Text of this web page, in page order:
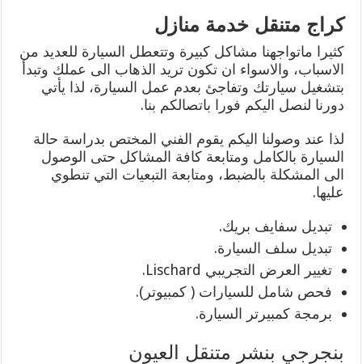
كراج متنقل خدمة منازل
كثيرا ماتواجهنا مشاكل كبيرة وتتعطل السيارة للعديد من
الاسباب، والاسواء ان تكون تريد الذهاب الى عملك وتبدأ
بتشغيل سيارتك وتفاجئ بعدم عمل السيارة، لذا يأتي
دورنا لنصل اليكم فورا باتصالكم بنا.
لذا عند وصولنا اليكم يقوم الفني المختص بدراسة حالة
السيارة بالكامل ومتابعة كافة المشاكل حتى الوصول
الى المشكلة بالضبط، ومتابعة التبعيات التي تنطوي
عليها.
تبديل سفايف بريك.
تبديل سلف السيارة.
تغيير العرض التجريبي Lischard.
فحص شامل للسيارات ( كمبيوتر).
برمجة كمبيرتر السيارة.
بنجرجي بنشر متنقل العيون